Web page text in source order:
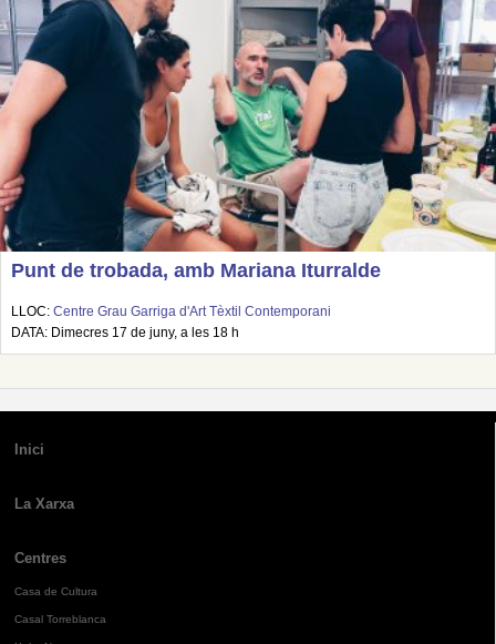
Punt de trobada, amb Mariana Iturralde
LLOC: Centre Grau Garriga d'Art Tèxtil Contemporani
DATA: Dimecres 17 de juny, a les 18 h
Inici
La Xarxa
Centres
Casa de Cultura
Casal Torreblanca